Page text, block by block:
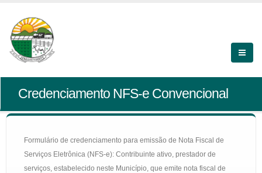
Credenciamento NFS-e Convencional
Formulário de credenciamento para emissão de Nota Fiscal de
Serviços Eletrônica (NFS-e): Contribuinte ativo, prestador de
serviços, estabelecido neste Município, que emite nota fiscal de